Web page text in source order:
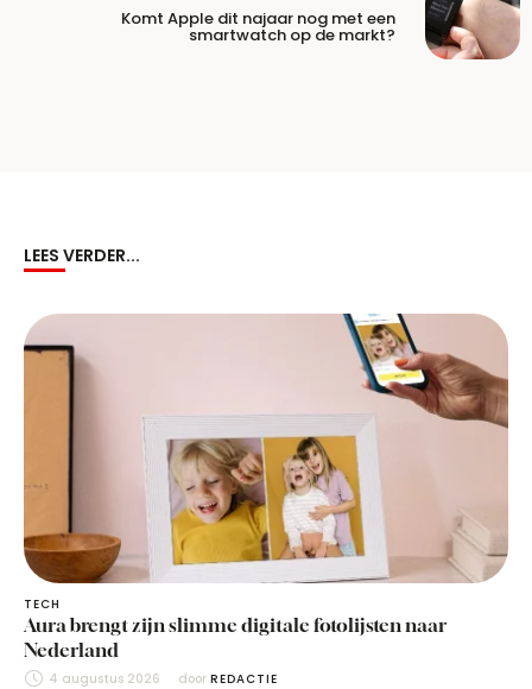
Komt Apple dit najaar nog met een
smartwatch op de markt?
LEES VERDER...
TECH
Aura brengt zijn slimme digitale fotolijsten naar
Nederland
4 augustus 2026 door REDACTIE